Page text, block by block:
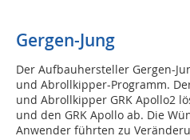
Gergen-Jung
Der Aufbauhersteller Gergen-
und Abrollkipper-Programm.
und Abrollkipper GRK Apollo2
und den GRK Apollo ab. Die
Anwender führten zu